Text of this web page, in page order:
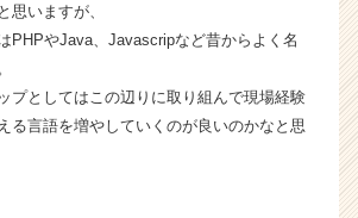
ア
（C
e
r
思いますが、
PHPやJava、Javascripなど昔からよく名
プとしてはこの辺りに取り組んで現場経験
る言語を増やしていくのが良いのかなと思